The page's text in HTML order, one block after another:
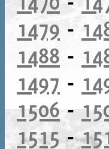
1479 -
1488 -
1497 -
1506 -
1515-